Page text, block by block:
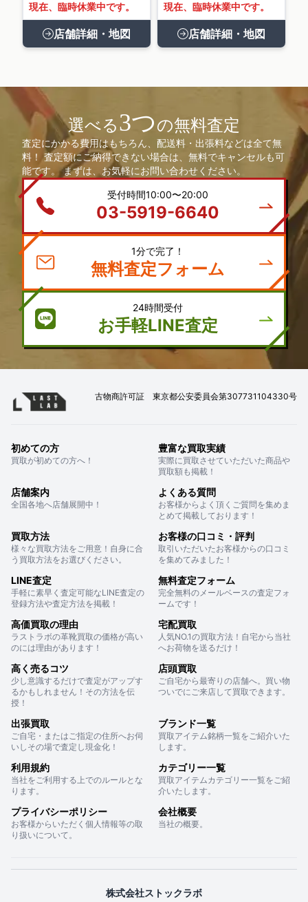
現在、臨時休業中です。
店舗詳細・地図
現在、臨時休業中です。
店舗詳細・地図
選べる3つの無料査定
査定にかかる費用はもちろん、配送料・出張料などは全て無
料！ 査定額にご納得できない場合は、無料でキャンセルも可
能です。 まずは、お気軽にお問い合わせください。
受付時間10:00〜20:00
03-5919-6640
1分で完了！
無料査定フォーム
24時間受付
お手軽LINE査定
古物商許可証 東京都公安委員会第307731104330号
初めての方
買取が初めての方へ！
豊富な買取実績
実際に買取させていただいた商品や
買取額も掲載！
店舗案内
全国各地へ店舗展開中！
よくある質問
お客様からよく頂くご質問を集めま
とめて掲載しております！
買取方法
様々な買取方法をご用意！自身に合
う買取方法をお選びください。
お客様の口コミ・評判
取引いただいたお客様からの口コミ
を集めてみました！
LINE査定
手軽に素早く査定可能なLINE査定の
登録方法や査定方法を掲載！
無料査定フォーム
完全無料のメールベースの査定フォ
ームです！
高価買取の理由
ラストラボの革靴買取の価格が高い
のには理由があります！
宅配買取
人気NO.1の買取方法！自宅から当社
へお荷物を送るだけ！
高く売るコツ
少し意識するだけで査定がアップす
るかもしれません！その方法を伝
授！
店頭買取
ご自宅から最寄りの店舗へ。買い物
ついでにご来店して買取できます。
出張買取
ご自宅・またはご指定の住所へお伺
いしその場で査定し現金化！
ブランド一覧
買取アイテム銘柄一覧をご紹介いた
します。
利用規約
当社をご利用する上でのルールとな
ります。
カテゴリー一覧
買取アイテムカテゴリー一覧をご紹
介いたします。
プライバシーポリシー
お客様からいただく個人情報等の取
り扱いについて。
会社概要
当社の概要。
株式会社ストックラボ